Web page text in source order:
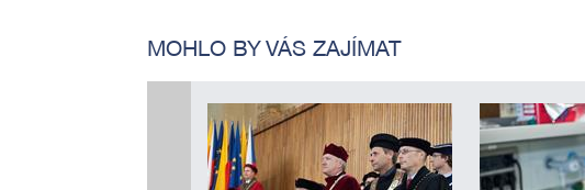
MOHLO BY VÁS ZAJÍMAT